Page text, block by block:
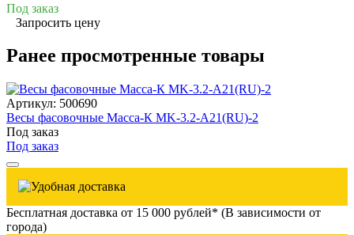
Под заказ
Запросить цену
Ранее просмотренные товары
Артикул: 500690
Весы фасовочные Масса-К MK-3.2-A21(RU)-2
Под заказ
Под заказ
Бесплатная доставка от 15 000 рублей* (В зависимости от
города)